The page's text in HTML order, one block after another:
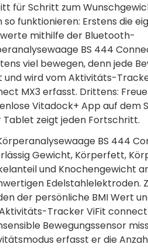
für Schritt zum
so funktionieren: Erstens die
mithilfe der Bluetooth-
BS 444
viel bewegen, denn jede
und wird vom Aktivitäts-
MX3 erfasst. Drittens:
Vitadock+ App auf dem
Tablet zeigt jeden Fortschritt.
BS 444
Gewicht, Körperfett,
und Knochengewicht
Edelstahlelektroden.
der persönliche BMI Wert
Tracker ViFit
Bewegungssensor
erfasst er die